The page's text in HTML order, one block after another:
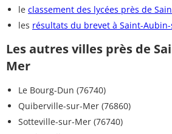
le classement des lycées près de
les résultats du brevet à Saint-
Les autres villes près de
Mer
Le Bourg-Dun (76740)
Quiberville-sur-Mer (76860)
Sotteville-sur-Mer (76740)